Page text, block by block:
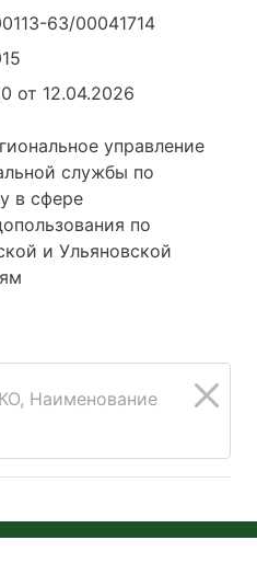
63/00041714
от 12.04.2026
управление
службы по
в сфере
по
и Ульяновской
Наименование